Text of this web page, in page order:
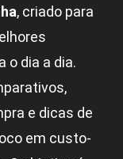
, criado para
o dia a dia.
e dicas de
em custo-